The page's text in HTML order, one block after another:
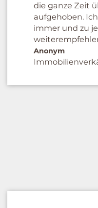
die ganze Zeit
aufgehoben.
immer und zu
Anonym